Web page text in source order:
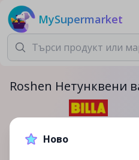
MySupermarket
Roshen Нетунквени
1.99лв.
Ново